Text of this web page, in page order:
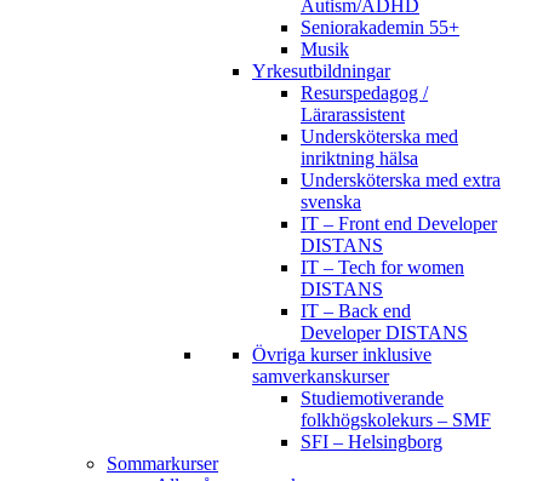
Autism/ADHD
Seniorakademin 55+
Musik
Yrkesutbildningar
Resurspedagog /
Lärarassistent
Undersköterska med
inriktning hälsa
Undersköterska med extra
svenska
IT – Front end Developer
DISTANS
IT – Tech for women
DISTANS
IT – Back end
Developer DISTANS
Övriga kurser inklusive
samverkanskurser
Studiemotiverande
folkhögskolekurs – SMF
SFI – Helsingborg
Sommarkurser